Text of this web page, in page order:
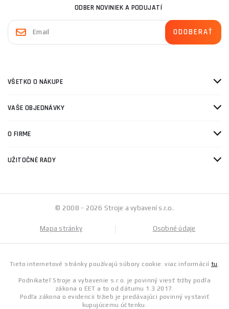
ODBER NOVINIEK A PODUJATÍ
VŠETKO O NÁKUPE
VAŠE OBJEDNÁVKY
O FIRME
UŽITOČNÉ RADY
© 2008 - 2026 Stroje a vybavení s.r.o.
Mapa stránky Osobné údaje
Tieto internetové stránky používajú súbory cookie. viac informácií tu .
Podnikateľ Stroje a vybavenie s.r.o. je povinný viesť tržby podľa
zákona o EET a to od dátumu 1.3.2017.
Podľa zákona o evidencii tržieb je predávajúci povinný vystaviť
kupujúcemu účtenku.